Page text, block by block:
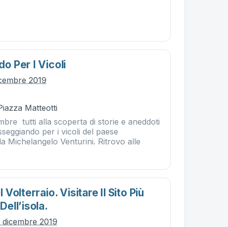
Per I Vicoli
2019
Matteotti
tutti alla scoperta di storie e aneddoti
per i vicoli del paese
Michelangelo Venturini. Ritrovo alle
Volterraio. Visitare Il Sito Più
2019